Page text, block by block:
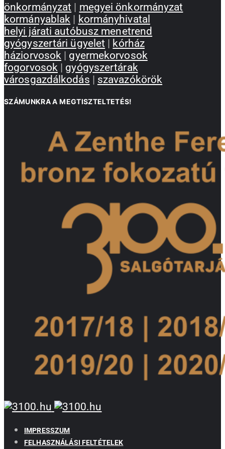
önkormányzat | megyei önkormányzat
kormányablak | kormányhivatal
helyi járati autóbusz menetrend
gyógyszertári ügyelet | kórház
háziorvosok | gyermekorvosok
fogorvosok | gyógyszertárak
városgazdálkodás | szavazókörök
SZÁMUNKRA A MEGTISZTELTETÉS!
IMPRESSZUM
FELHASZNÁLÁSI FELTÉTELEK